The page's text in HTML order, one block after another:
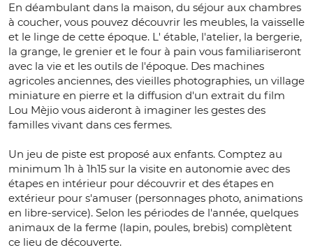
En déambulant dans la maison, du séjour aux chambres
à coucher, vous pouvez découvrir les meubles, la vaisselle
et le linge de cette époque. L' étable, l'atelier, la bergerie,
la grange, le grenier et le four à pain vous familiariseront
avec la vie et les outils de l'époque. Des machines
agricoles anciennes, des vieilles photographies, un village
miniature en pierre et la diffusion d'un extrait du film
Lou Mèjio vous aideront à imaginer les gestes des
familles vivant dans ces fermes.
Un jeu de piste est proposé aux enfants. Comptez au
minimum 1h à 1h15 sur la visite en autonomie avec des
étapes en intérieur pour découvrir et des étapes en
extérieur pour s'amuser (personnages photo, animations
en libre-service). Selon les périodes de l'année, quelques
animaux de la ferme (lapin, poules, brebis) complètent
ce lieu de découverte.